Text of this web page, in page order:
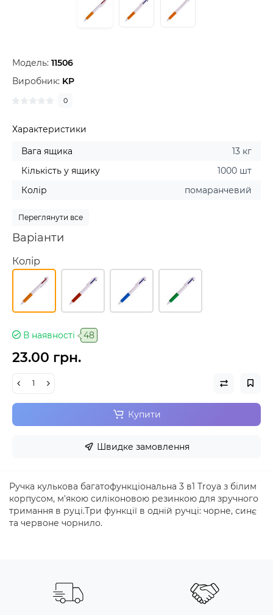
Модель: 11506
Виробник: KP
0
Характеристики
Вага ящика
13 кг
Кількість у ящику
1000 шт
Колір
помаранчевий
Переглянути все
Варіанти
Колір
В наявності 48
23.00 грн.
Купити
Швидке замовлення
Ручка кулькова багатофункціональна 3 в1 Troya з білим
корпусом, м'якою силіконовою резинкою для зручного
тримання в руці.Три функції в одній ручці: чорне, синє
та червоне чорнило.